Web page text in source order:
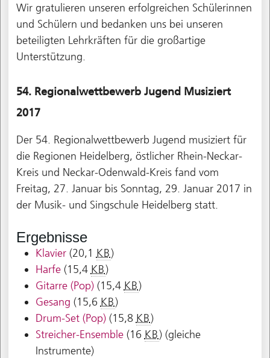
Wir gratulieren unseren erfolgreichen Schülerinnen
und Schülern und bedanken uns bei unseren
beteiligten Lehrkräften für die großartige
Unterstützung.
54. Regionalwettbewerb Jugend Musiziert
2017
Der 54. Regionalwettbewerb Jugend musiziert für
die Regionen Heidelberg, östlicher Rhein-Neckar-
Kreis und Neckar-Odenwald-Kreis fand vom
Freitag, 27. Januar bis Sonntag, 29. Januar 2017 in
der Musik- und Singschule Heidelberg statt.
Ergebnisse
Klavier(20,1 KB)
Harfe(15,4 KB)
Gitarre (Pop)(15,4 KB)
Gesang (15,6 KB)
Drum-Set (Pop) (15,8 KB)
Streicher-Ensemble(16 KB)(gleiche
Instrumente)